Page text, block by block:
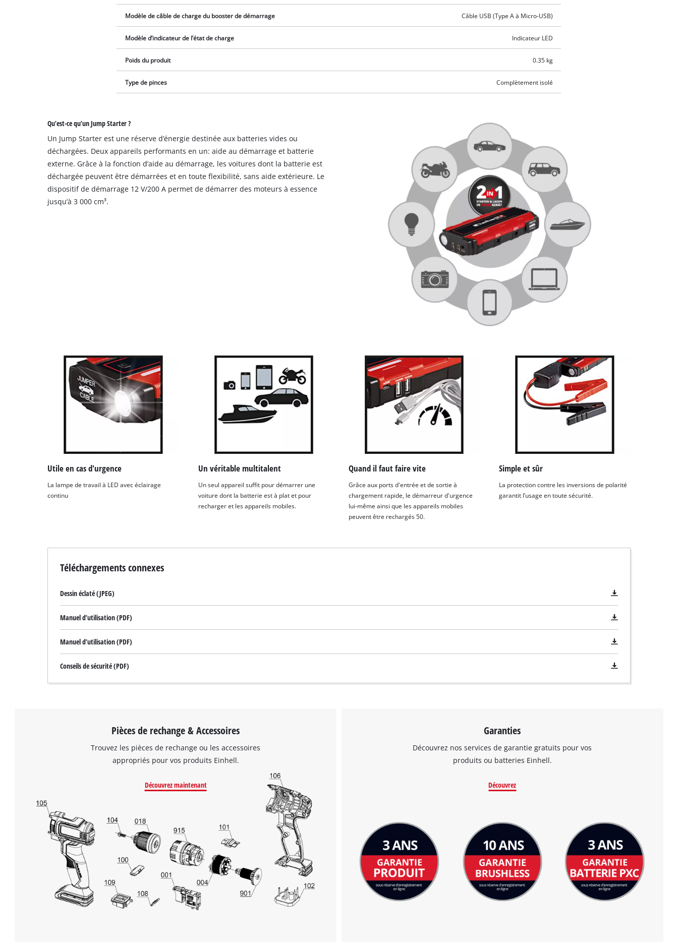
Nous avons besoin de ton accord pour
pouvoir charger Google Maps !
This content is not permitted to load due
Modèle de câble de charge du booster de démarrage Câble USB (Type A à Micro-USB)
Modèle d’indicateur de l’état de charge Indicateur LED
Poids du produit 0.35 kg
Type de pinces Complètement isolé
Qu’est-ce qu’un Jump Starter ?
Un Jump Starter est une réserve d’énergie destinée aux batteries vides ou
déchargées. Deux appareils performants en un: aide au démarrage et batterie
externe. Grâce à la fonction d’aide au démarrage, les voitures dont la batterie est
déchargée peuvent être démarrées et en toute flexibilité, sans aide extérieure. Le
dispositif de démarrage 12 V/200 A permet de démarrer des moteurs à essence
jusqu’à 3 000 cm³.
Utile en cas d'urgence
La lampe de travail à LED avec éclairage
continu
Un véritable multitalent
Un seul appareil suffit pour démarrer une
voiture dont la batterie est à plat et pour
recharger et les appareils mobiles.
Quand il faut faire vite
Grâce aux ports d'entrée et de sortie à
chargement rapide, le démarreur d'urgence
lui-même ainsi que les appareils mobiles
peuvent être rechargés 50.
Simple et sûr
La protection contre les inversions de polarité
garantit l’usage en toute sécurité.
Téléchargements connexes
Dessin éclaté (JPEG)
Manuel d’utilisation (PDF)
Manuel d’utilisation (PDF)
Conseils de sécurité (PDF)
Pièces de rechange & Accessoires
Trouvez les pièces de rechange ou les accessoires
appropriés pour vos produits Einhell.
Découvrez maintenant
Garanties
Découvrez nos services de garantie gratuits pour vos
produits ou batteries Einhell.
Découvrez